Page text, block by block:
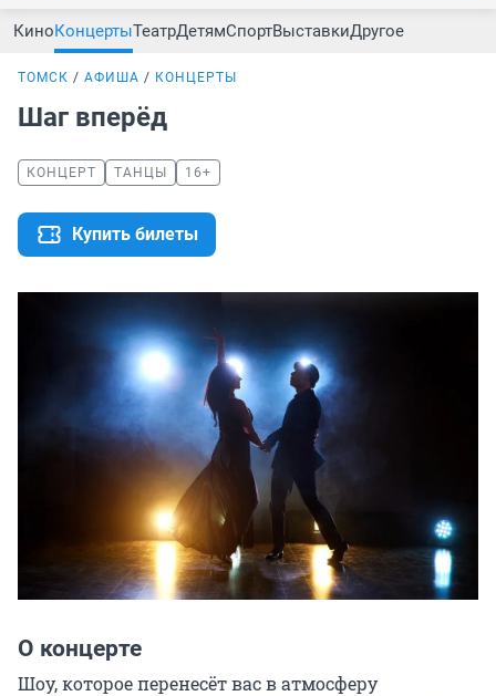
КиноКонцертыТеатрДетямСпортВыставкиДругое
ТОМСК АФИША КОНЦЕРТЫ
Шаг вперёд
КОНЦЕРТ ТАНЦЫ 16+
Купить билеты
О концерте
Шоу, которое перенесёт вас в атмосферу